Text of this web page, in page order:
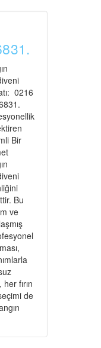
0216
Bir
Bu
ve
fırın
de